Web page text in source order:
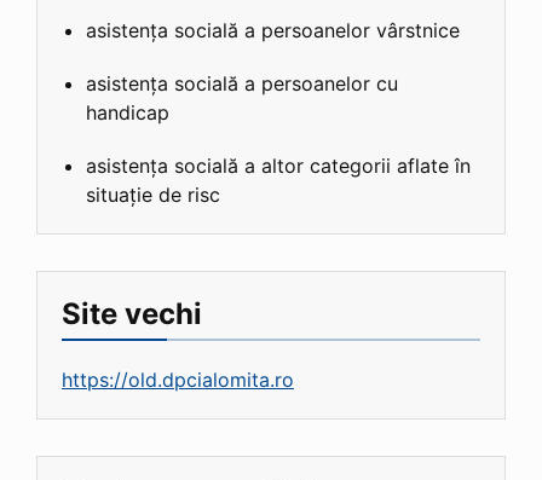
asistența socială a persoanelor vârstnice
asistența socială a persoanelor cu
handicap
asistența socială a altor categorii aflate în
situație de risc
Site vechi
https://old.dpcialomita.ro